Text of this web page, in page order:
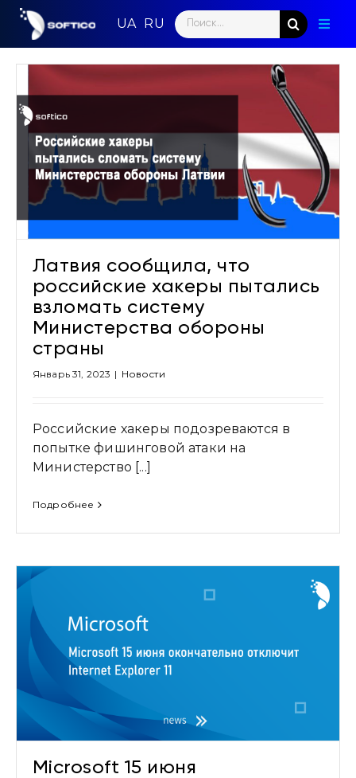
Skip
content
Search
for:
Латвия сообщила, что
российские хакеры пытались
взломать систему
Министерства обороны
страны
Январь 31, 2023 | Новости
Российские хакеры подозреваются в
попытке фишинговой атаки на
Министерство [...]
Подробнее
Microsoft 15 июня